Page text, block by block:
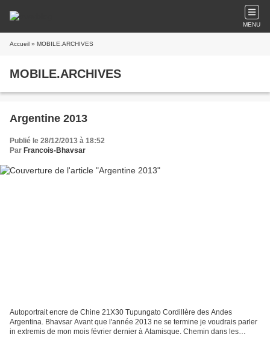
MENU
Accueil » MOBILE.ARCHIVES
MOBILE.ARCHIVES
Argentine 2013
Publié le 28/12/2013 à 18:52
Par Francois-Bhavsar
Autoportrait encre de Chine 21X30 Tupungato Cordillère des Andes
Argentina. Bhavsar Avant que l'année 2013 ne se termine je voudrais parler
in extremis de mon mois février dernier à Atamisque. Chemin dans les